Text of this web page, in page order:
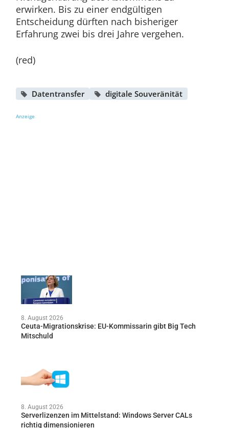
erwirken. Bis zu einer endgültigen
Entscheidung dürften nach bisheriger
Erfahrung zwei bis drei Jahre vergehen.
(red)
Datentransfer digitale Souveränität
Anzeige
8. August 2026
Ceuta-Migrationskrise: EU-Kommissarin gibt Big Tech
Mitschuld
8. August 2026
Serverlizenzen im Mittelstand: Windows Server CALs
richtig dimensionieren